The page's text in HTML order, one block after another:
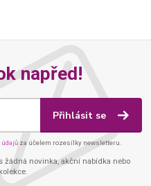
napřed!
Přihlásit se
za účelem rozesílky newsletteru.
žádná novinka, akční nabídka nebo